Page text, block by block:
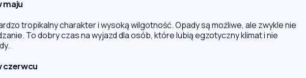
maju
tropikalny charakter i wysoką wilgotność. Opady są możliwe, ale zwykle nie
To dobry czas na wyjazd dla osób, które lubią egzotyczny klimat i nie
czerwcu